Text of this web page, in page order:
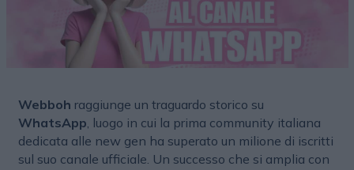
Webboh raggiunge un traguardo storico su
WhatsApp , luogo in cui la prima community italiana
dedicata alle new gen ha superato un milione di iscritti
sul suo canale ufficiale. Un successo che si amplia con